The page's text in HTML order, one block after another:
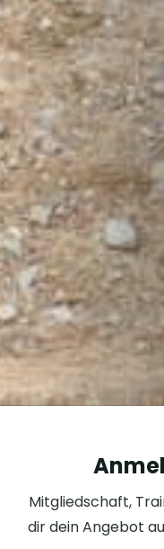
Mitgliedschaft,
dir dein Angebot